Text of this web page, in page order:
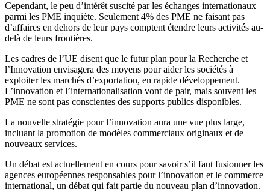
Cependant, le peu d’intérêt suscité par les échanges internationaux
parmi les PME inquiète. Seulement 4% des PME ne faisant pas
d’affaires en dehors de leur pays comptent étendre leurs activités au-
delà de leurs frontières.
Les cadres de l’UE disent que le futur plan pour la Recherche et
l’Innovation envisagera des moyens pour aider les sociétés à
exploiter les marchés d’exportation, en rapide développement.
L’innovation et l’internationalisation vont de pair, mais souvent les
PME ne sont pas conscientes des supports publics disponibles.
La nouvelle stratégie pour l’innovation aura une vue plus large,
incluant la promotion de modèles commerciaux originaux et de
nouveaux services.
Un débat est actuellement en cours pour savoir s’il faut fusionner les
agences européennes responsables pour l’innovation et le commerce
international, un débat qui fait partie du nouveau plan d’innovation.